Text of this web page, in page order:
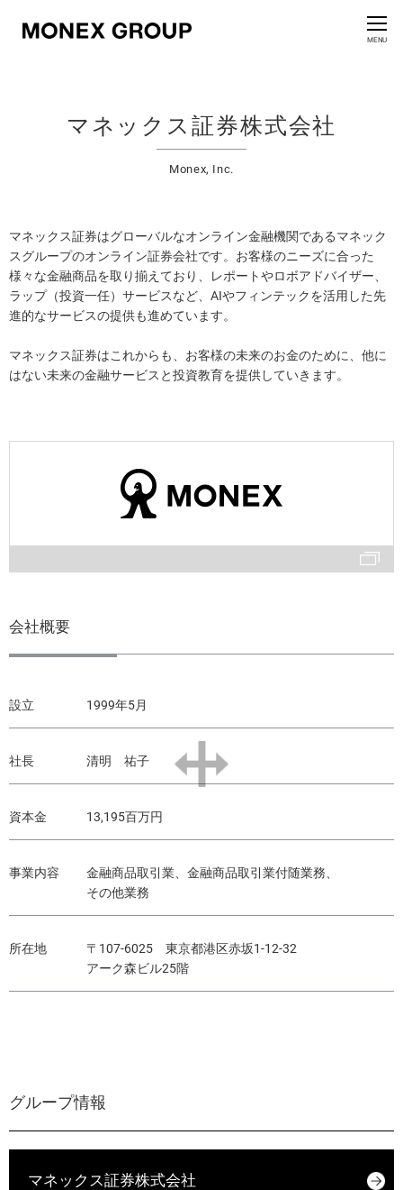
CLOSE
MENU
マネックス証券株式会社
Monex, Inc.
マネックス証券はグローバルなオンライン金融機関であるマネック
スグループのオンライン証券会社です。お客様のニーズに合った
様々な金融商品を取り揃えており、レポートやロボアドバイザー、
ラップ（投資一任）サービスなど、AIやフィンテックを活用した先
進的なサービスの提供も進めています。
マネックス証券はこれからも、お客様の未来のお金のために、他に
はない未来の金融サービスと投資教育を提供していきます。
会社概要
設立 1999年5月
社長 清明 祐子
資本金 13,195百万円
事業内容
金融商品取引業、金融商品取引業付随業務、
その他業務
所在地
〒107-6025 東京都港区赤坂1-12-32
アーク森ビル25階
グループ情報
株主・投資家情報
サステナビリティ情報
イノベーション
採用情報
お問い合わせ
グループ情報
マネックス証券株式会社